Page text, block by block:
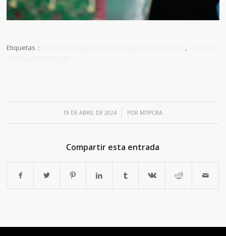
Etiquetas：
19 DE ABRIL DE 2024
/ POR MTIPCBA
Compartir esta entrada